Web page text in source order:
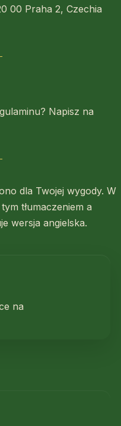
00 Praha 2, Czechia
Napisz na
dla Twojej wygody. W
tłumaczeniem a
wersja angielska.
na